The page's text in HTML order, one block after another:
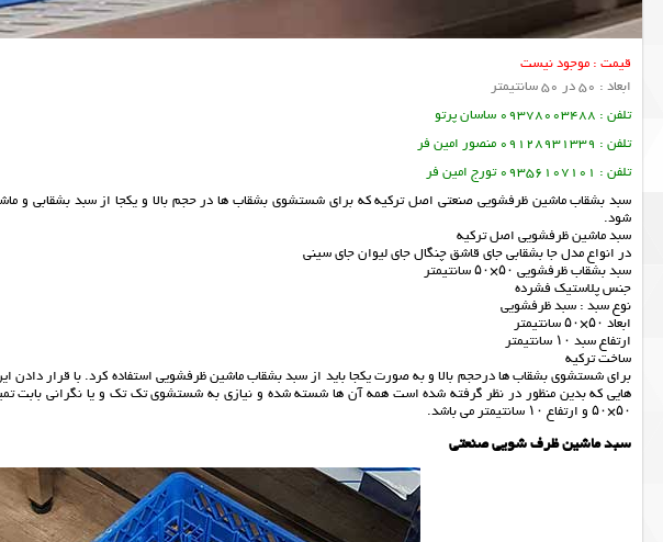
قیمت : موجود نیست
ابعاد : 50 در 50 سانتیمتر
تلفن : 09378003488 ساسان پرتو
تلفن : 09128931339 منصور امین فر
تلفن : 09356107101 تورج امین فر
سبد بشقاب ماشین ظرفشویی صنعتی اصل ترکیه که برای شستشوی بشقاب ها در حجم بالا و یکجا از سبد بشقابی و
شود.
سبد ماشین ظرفشویی اصل ترکیه
در انواع مدل جا بشقابی جای قاشق چنگال جای لیوان جای سینی
سبد بشقاب ظرفشویی ۵۰×۵۰ سانتیمتر
جنس پلاستیک فشرده
نوع سبد : سبد ظرفشویی
ابعاد ۵۰×۵۰ سانتیمتر
ارتفاع سبد ۱۰ سانتیمتر
ساخت ترکیه
برای شستشوی بشقاب ها درحجم بالا و به صورت یکجا باید از سبد بشقاب ماشین ظرفشویی استفاده کرد. با قرار
هایی که بدین منظور در نظر گرفته شده است همه آن ها شسته شده و نیازی به شستشوی تک تک و یا نگرانی بابت
۵۰×۵۰ و ارتفاع ۱۰ سانتیمتر می باشد.
سبد ماشین ظرف شویی صنعتی